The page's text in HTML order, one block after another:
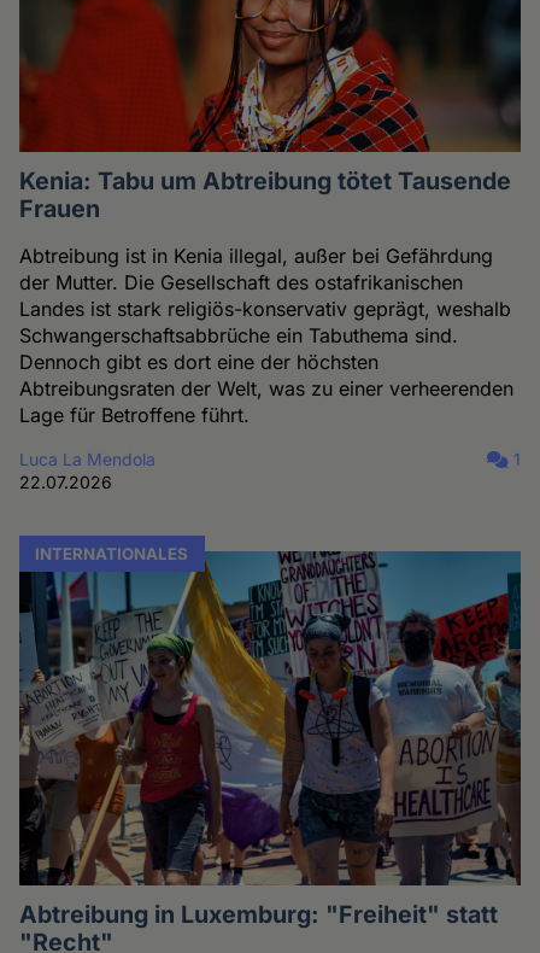
Kenia: Tabu um Abtreibung tötet Tausende
Frauen
Abtreibung ist in Kenia illegal, außer bei Gefährdung
der Mutter. Die Gesellschaft des ostafrikanischen
Landes ist stark religiös-konservativ geprägt, weshalb
Schwangerschaftsabbrüche ein Tabuthema sind.
Dennoch gibt es dort eine der höchsten
Abtreibungsraten der Welt, was zu einer verheerenden
Lage für Betroffene führt.
Luca La Mendola
22.07.2026
1
INTERNATIONALES
Abtreibung in Luxemburg: "Freiheit" statt
"Recht"